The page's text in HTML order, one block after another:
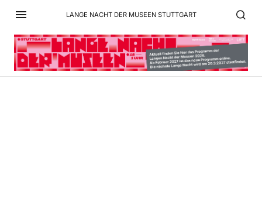
LANGE NACHT DER MUSEEN STUTTGART